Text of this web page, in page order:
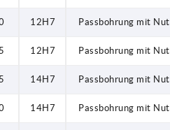
12H7 Passbohrung mit Nut
12H7 Passbohrung mit Nut
14H7 Passbohrung mit Nut
14H7 Passbohrung mit Nut